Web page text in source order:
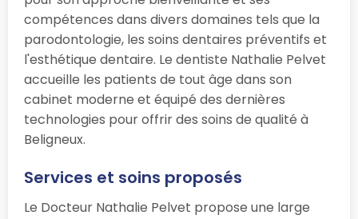
compétences dans divers domaines tels que la
parodontologie, les soins dentaires préventifs et
l'esthétique dentaire. Le dentiste Nathalie Pelvet
accueille les patients de tout âge dans son
cabinet moderne et équipé des dernières
technologies pour offrir des soins de qualité à
Beligneux.
Services et soins proposés
Le Docteur Nathalie Pelvet propose une large